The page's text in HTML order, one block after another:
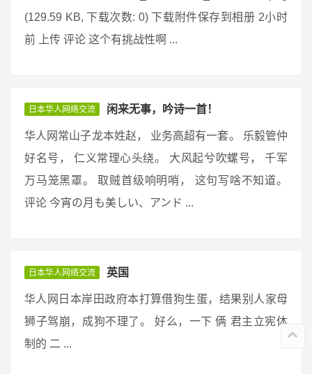
(129.59 KB, 下载次数: 0) 下载附件保存到相册 2小时
前 上传 评论 这个有挑战性啊 ...
日本华人网络交流 闲来无事，吟诗一首！
华人网常山子龙本姓赵， 业务高超有一套。 乐毅管仲
好名号， 仁义常理心头绕。 大风起兮吹螺号， 千军
万马笼黑罩。 取贼首级响明哨， 这句写啥不知道。
评论 今宵の月も美しい、アンド ...
日本华人网络交流 英国
华人网日本岸田政府本打算借狗生蛋，结果别人家母
狮子驾崩，成狗不理了。 好么，一下 俩 君主立宪体
制的 二 ...